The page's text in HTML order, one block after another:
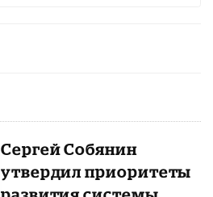
Сергей Собянин
утвердил приоритеты